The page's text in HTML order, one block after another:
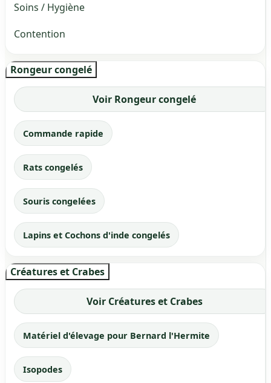
Soins / Hygiène
Contention
Rongeur congelé
Voir Rongeur congelé
Commande rapide
Rats congelés
Souris congelées
Lapins et Cochons d'inde congelés
Créatures et Crabes
Voir Créatures et Crabes
Matériel d'élevage pour Bernard l'Hermite
Isopodes